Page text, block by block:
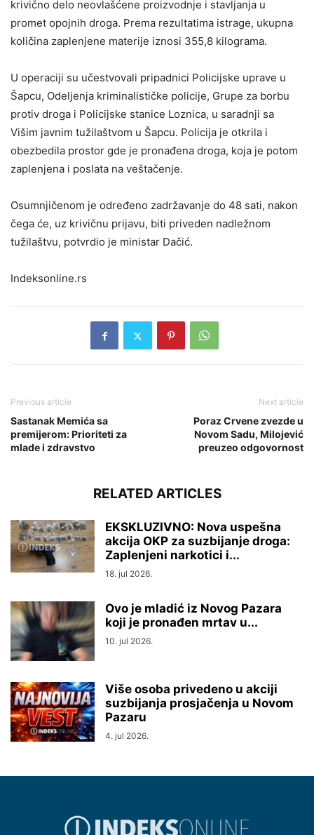
krivično delo neovlašćene proizvodnje i stavljanja u
promet opojnih droga. Prema rezultatima istrage, ukupna
količina zaplenjene materije iznosi 355,8 kilograma.
U operaciji su učestvovali pripadnici Policijske uprave u
Šapcu, Odeljenja kriminalističke policije, Grupe za borbu
protiv droga i Policijske stanice Loznica, u saradnji sa
Višim javnim tužilaštvom u Šapcu. Policija je otkrila i
obezbedila prostor gde je pronađena droga, koja je potom
zaplenjena i poslata na veštačenje.
Osumnjičenom je određeno zadržavanje do 48 sati, nakon
čega će, uz krivičnu prijavu, biti priveden nadležnom
tužilaštvu, potvrdio je ministar Dačić.
Indeksonline.rs
Previous article
Sastanak Memića sa
premijerom: Prioriteti za
mlade i zdravstvo
Next article
Poraz Crvene zvezde u
Novom Sadu, Milojević
preuzeo odgovornost
RELATED ARTICLES
EKSKLUZIVNO: Nova uspešna
akcija OKP za suzbijanje droga:
Zaplenjeni narkotici i...
18. jul 2026.
Ovo je mladić iz Novog Pazara
koji je pronađen mrtav u...
10. jul 2026.
Više osoba privedeno u akciji
suzbijanja prosjačenja u Novom
Pazaru
4. jul 2026.